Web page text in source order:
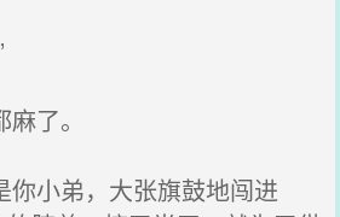
了。
小弟，大张旗鼓地闯进